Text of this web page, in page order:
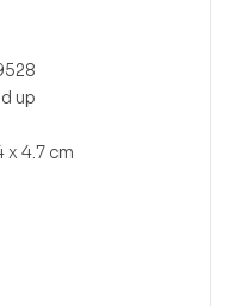
up
x 4.7 cm